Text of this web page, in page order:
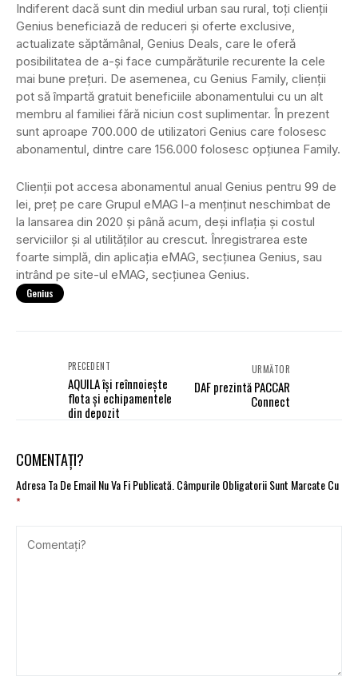
Indiferent dacă sunt din mediul urban sau rural, toți clienții
Genius beneficiază de reduceri și oferte exclusive,
actualizate săptămânal, Genius Deals, care le oferă
posibilitatea de a-și face cumpărăturile recurente la cele
mai bune prețuri. De asemenea, cu Genius Family, clienții
pot să împartă gratuit beneficiile abonamentului cu un alt
membru al familiei fără niciun cost suplimentar. În prezent
sunt aproape 700.000 de utilizatori Genius care folosesc
abonamentul, dintre care 156.000 folosesc opțiunea Family.
Clienții pot accesa abonamentul anual Genius pentru 99 de
lei, preț pe care Grupul eMAG l-a menținut neschimbat de
la lansarea din 2020 și până acum, deși inflația și costul
serviciilor și al utilităților au crescut. Înregistrarea este
foarte simplă, din aplicația eMAG, secțiunea Genius, sau
intrând pe site-ul eMAG, secțiunea Genius.
Genius
PRECEDENT
AQUILA își reînnoiește
flota și echipamentele
din depozit
URMĂTOR
DAF prezintă PACCAR
Connect
COMENTAȚI?
Adresa Ta De Email Nu Va Fi Publicată. Câmpurile Obligatorii Sunt Marcate Cu
*